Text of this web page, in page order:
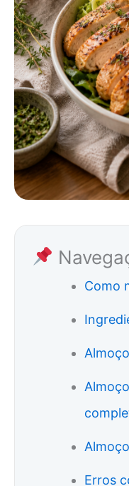
Como
Erros